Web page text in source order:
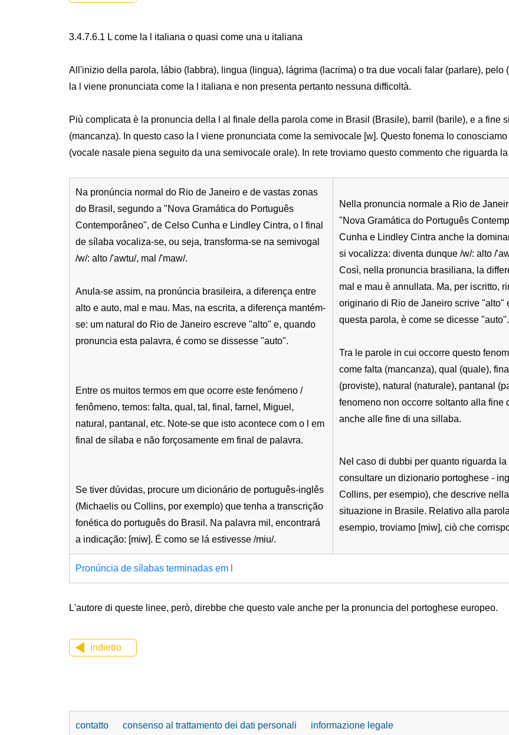
3.4.7.6.1 L come la l italiana o quasi come una u italiana
All'inizio della parola, lábio (labbra), lingua (lingua), lágrima (lacrima) o tra due vocali falar (parlare), pelo
la l viene pronunciata come la l italiana e non presenta pertanto nessuna difficoltà.
Più complicata è la pronuncia della l al finale della parola come in Brasil (Brasile), barril (barile), e a fine
(mancanza). In questo caso la l viene pronunciata come la semivocale [w]. Questo fonema lo
(vocale nasale piena seguito da una semivocale orale). In rete troviamo questo commento che riguarda
Na pronúncia normal do Rio de Janeiro e de vastas zonas
do Brasil, segundo a "Nova Gramática do Português
Contemporâneo", de Celso Cunha e Lindley Cintra, o l final
de sílaba vocaliza-se, ou seja, transforma-se na semivogal
/w/: alto /'awtu/, mal /'maw/.
Anula-se assim, na pronúncia brasileira, a diferença entre
alto e auto, mal e mau. Mas, na escrita, a diferença mantém-
se: um natural do Rio de Janeiro escreve "alto" e, quando
pronuncia esta palavra, é como se dissesse "auto".
Entre os muitos termos em que ocorre este fenómeno /
fenômeno, temos: falta, qual, tal, final, farnel, Miguel,
natural, pantanal, etc. Note-se que isto acontece com o l em
final de sílaba e não forçosamente em final de palavra.
Se tiver dúvidas, procure um dicionário de português-inglês
(Michaelis ou Collins, por exemplo) que tenha a transcrição
fonética do português do Brasil. Na palavra mil, encontrará
a indicação: [miw]. É como se lá estivesse /miu/.
Nella pronuncia normale a Rio de
"Nova Gramática do Português
Cunha e Lindley Cintra anche la
si vocalizza: diventa dunque /w/: alto /
Così, nella pronuncia brasiliana, la
mal e mau è annullata. Ma, per iscritto,
originario di Rio de Janeiro scrive "alto"
questa parola, è come se dicesse "auto".
Tra le parole in cui occorre questo
come falta (mancanza), qual (quale),
(proviste), natural (naturale), pantanal
fenomeno non occorre soltanto alla fine
anche alle fine di una sillaba.
Nel caso di dubbi per quanto riguarda
consultare un dizionario portoghese -
Collins, per esempio), che descrive
situazione in Brasile. Relativo alla
esempio, troviamo [miw], ciò che
Pronúncia de sílabas terminadas em l
L'autore di queste linee, però, direbbe che questo vale anche per la pronuncia del portoghese europeo.
indietro
contatto consenso al trattamento dei dati personali informazione legale